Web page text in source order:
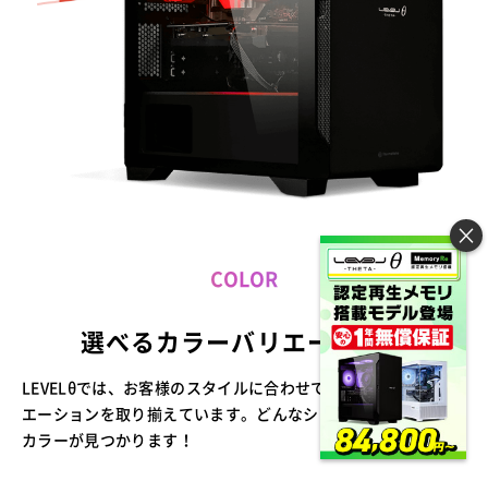
×
COLOR
選べるカラーバリエーション
LEVELθでは、お客様のスタイルに合わせて選べるカラーバリ
エーションを取り揃えています。どんなシーンにもぴったりの
カラーが見つかります！